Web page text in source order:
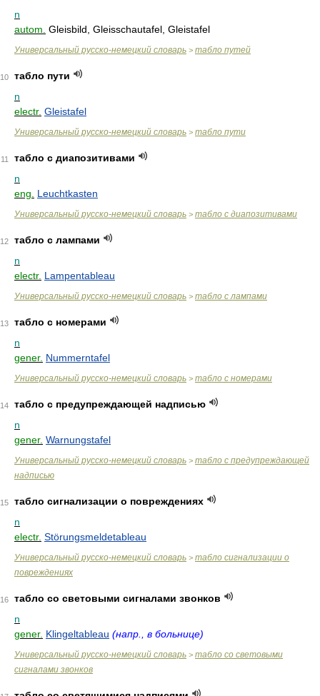
n
autom. Gleisbild, Gleisschautafel, Gleistafel
Универсальный русско-немецкий словарь > табло путей
10
табло пути
n
electr. Gleistafel
Универсальный русско-немецкий словарь > табло пути
11
табло с диапозитивами
n
eng.
Leuchtkasten
Универсальный русско-немецкий словарь > табло с диапозитивами
12
табло с лампами
n
electr. Lampentableau
Универсальный русско-немецкий словарь > табло с лампами
13
табло с номерами
n
gener. Nummerntafel
Универсальный русско-немецкий словарь > табло с номерами
14
табло с предупреждающей надписью
n
gener. Warnungstafel
Универсальный русско-немецкий словарь > табло с предупреждающей
надписью
15
табло сигнализации о повреждениях
n
electr. Störungsmeldetableau
Универсальный русско-немецкий словарь > табло сигнализации о
повреждениях
16
табло со световыми сигналами звонков
n
gener. Klingeltableau (напр., в больнице)
Универсальный русско-немецкий словарь > табло со световыми
сигналами звонков